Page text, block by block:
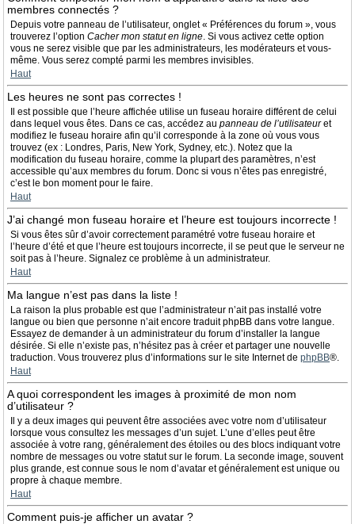
membres connectés ?
Depuis votre panneau de l’utilisateur, onglet « Préférences du forum », vous
trouverez l’option Cacher mon statut en ligne. Si vous activez cette option
vous ne serez visible que par les administrateurs, les modérateurs et vous-
même. Vous serez compté parmi les membres invisibles.
Haut
Les heures ne sont pas correctes !
Il est possible que l’heure affichée utilise un fuseau horaire différent de celui
dans lequel vous êtes. Dans ce cas, accédez au panneau de l’utilisateuret
modifiez le fuseau horaire afin qu’il corresponde à la zone où vous vous
trouvez (ex : Londres, Paris, New York, Sydney, etc.). Notez que la
modification du fuseau horaire, comme la plupart des paramètres, n’est
accessible qu’aux membres du forum. Donc si vous n’êtes pas enregistré,
c’est le bon moment pour le faire.
Haut
J’ai changé mon fuseau horaire et l’heure est toujours incorrecte !
Si vous êtes sûr d’avoir correctement paramétré votre fuseau horaire et
l’heure d’été et que l’heure est toujours incorrecte, il se peut que le serveur ne
soit pas à l’heure. Signalez ce problème à un administrateur.
Haut
Ma langue n’est pas dans la liste !
La raison la plus probable est que l’administrateur n’ait pas installé votre
langue ou bien que personne n’ait encore traduit phpBB dans votre langue.
Essayez de demander à un administrateur du forum d’installer la langue
désirée. Si elle n’existe pas, n’hésitez pas à créer et partager une nouvelle
traduction. Vous trouverez plus d’informations sur le site Internet de phpBB®.
Haut
A quoi correspondent les images à proximité de mon nom
d’utilisateur ?
Il y a deux images qui peuvent être associées avec votre nom d’utilisateur
lorsque vous consultez les messages d’un sujet. L’une d’elles peut être
associée à votre rang, généralement des étoiles ou des blocs indiquant votre
nombre de messages ou votre statut sur le forum. La seconde image, souvent
plus grande, est connue sous le nom d’avatar et généralement est unique ou
propre à chaque membre.
Haut
Comment puis-je afficher un avatar ?